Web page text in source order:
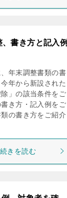
書き方と記入例
年末調整書類の書
年から新設された
」の該当条件をご
き方・記入例をご
の書き方をご紹介
続きを読む